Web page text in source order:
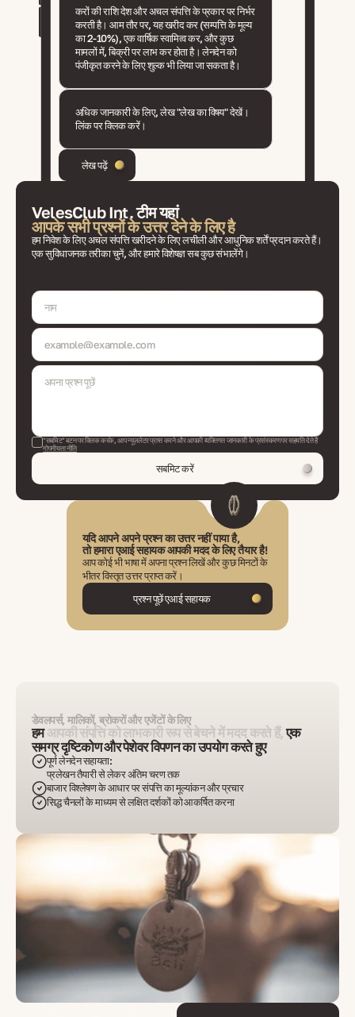
करों की राशि देश और अचल संपत्ति के प्रकार पर निर्भर
करती है। आम तौर पर, यह खरीद कर (सम्पत्ति के मूल्य
का 2-10%), एक वार्षिक स्वामित्व कर, और कुछ
मामलों में, बिक्री पर लाभ कर होता है। लेनदेन को
पंजीकृत करने के लिए शुल्क भी लिया जा सकता है।
अधिक जानकारी के लिए, लेख "लेख का विषय" देखें।
लिंक पर क्लिक करें।
लेख पढ़ें
VelesClub Int. टीम यहां
आपके सभी प्रश्नों के उत्तर देने के लिए है
हम निवेश के लिए अचल संपत्ति खरीदने के लिए लचीली और आधुनिक शर्तें प्रदान करते हैं।
एक सुविधाजनक तरीका चुनें, और हमारे विशेषज्ञ सब कुछ संभालेंगे।
"सबमिट" बटन पर क्लिक करके, आप न्यूज़लेटर प्राप्त करने और आपकी व्यक्तिगत जानकारी के प्रसंस्करण पर सहमति देते हैं
गोपनीयता नीति
सबमिट करें
यदि आपने अपने प्रश्न का उत्तर नहीं पाया है,
तो हमारा एआई सहायक आपकी मदद के लिए तैयार है!
आप कोई भी भाषा में अपना प्रश्न लिखें और कुछ मिनटों के
भीतर विस्तृत उत्तर प्राप्त करें।
प्रश्न पूछें एआई सहायक
डेवलपर्स, मालिकों, ब्रोकरों और एजेंटों के लिए
हमआपकी संपत्ति को लाभकारी रूप से बेचने में मदद करते हैं,एक
समग्र दृष्टिकोण और पेशेवर विपणन का उपयोग करते हुए
पूर्ण लेनदेन सहायता:
प्रलेखन तैयारी से लेकर अंतिम चरण तक
बाजार विश्लेषण के आधार पर संपत्ति का मूल्यांकन और प्रचार
सिद्ध चैनलों के माध्यम से लक्षित दर्शकों को आकर्षित करना